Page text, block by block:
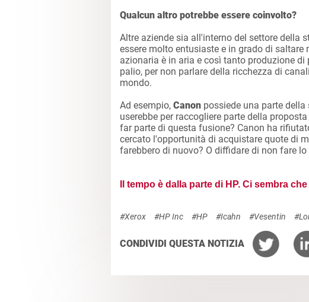
Qualcun altro potrebbe essere coinvolto?
Altre aziende sia all'interno del settore della
essere molto entusiaste e in grado di saltare
azionaria è in aria e così tanto produzione
palio, per non parlare della ricchezza di
mondo.
Ad esempio, Canon possiede una parte
userebbe per raccogliere parte della
far parte di questa fusione? Canon ha
cercato l'opportunità di acquistare quote di
farebbero di nuovo? O diffidare di non fare lo
Il tempo è dalla parte di HP. Ci sembra
#Xerox #HP Inc #HP #Icahn #Vesentin
CONDIVIDI QUESTA NOTIZIA